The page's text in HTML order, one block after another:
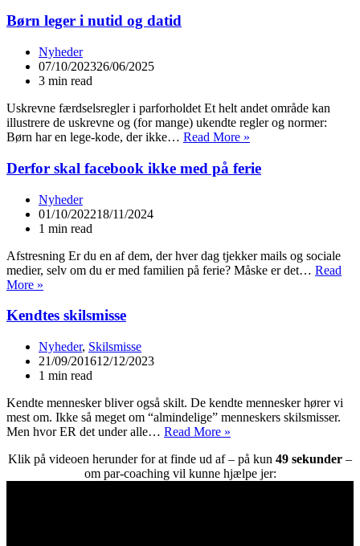
Børn leger i nutid og datid
Nyheder
07/10/202326/06/2025
3 min read
Uskrevne færdselsregler i parforholdet Et helt andet område kan
illustrere de uskrevne og (for mange) ukendte regler og normer:
Børn har en lege-kode, der ikke… Read More »
i
nutid
Derfor skal facebook ikke med på ferie
Nyheder
01/10/202218/11/2024
1 min read
Afstresning Er du en af dem, der hver dag tjekker mails og sociale
medier, selv om du er med familien på ferie? Måske er det… Read
More »
facebook
med
på
ferie
Kendtes skilsmisse
Nyheder, Skilsmisse
21/09/201612/12/2023
1 min read
Kendte mennesker bliver også skilt. De kendte mennesker hører vi
mest om. Ikke så meget om “almindelige” menneskers skilsmisser.
Men hvor ER det under alle… Read More »
Klik på videoen herunder for at finde ud af – på kun 49 sekunder –
om par-coaching vil kunne hjælpe jer: